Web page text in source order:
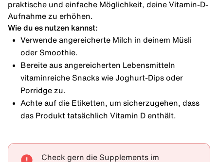
praktische und einfache Möglichkeit, deine Vitamin-D-
Aufnahme zu erhöhen.
Wie du es nutzen kannst:
Verwende angereicherte Milch in deinem Müsli
oder Smoothie.
Bereite aus angereicherten Lebensmitteln
vitaminreiche Snacks wie Joghurt-Dips oder
Porridge zu.
Achte auf die Etiketten, um sicherzugehen, dass
das Produkt tatsächlich Vitamin D enthält.
Check gern die Supplements im